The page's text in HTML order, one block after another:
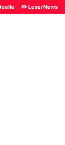
✏️ LeserNews